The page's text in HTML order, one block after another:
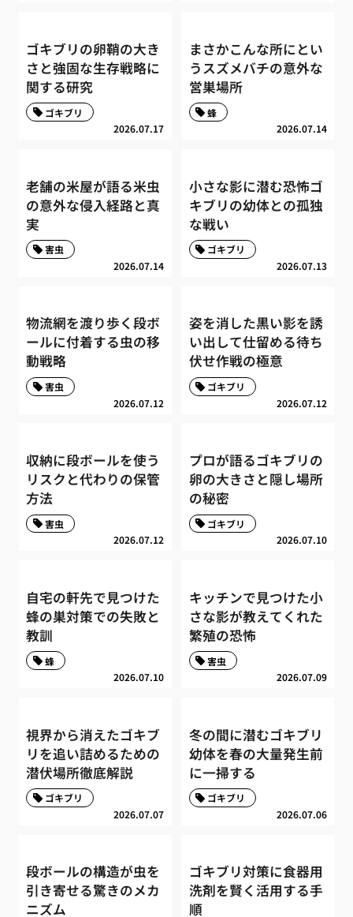
ゴキブリの卵鞘の大き
さと強固な生存戦略に
関する研究
2026.07.17
ゴキブリ
まさかこんな所にとい
うスズメバチの意外な
営巣場所
2026.07.14
蜂
老舗の米屋が語る米虫
の意外な侵入経路と真
実
2026.07.14
害虫
小さな影に潜む恐怖ゴ
キブリの幼体との孤独
な戦い
2026.07.13
ゴキブリ
物流網を渡り歩く段ボ
ールに付着する虫の移
動戦略
2026.07.12
害虫
姿を消した黒い影を誘
い出して仕留める待ち
伏せ作戦の極意
2026.07.12
ゴキブリ
収納に段ボールを使う
リスクと代わりの保管
方法
2026.07.12
害虫
プロが語るゴキブリの
卵の大きさと隠し場所
の秘密
2026.07.10
ゴキブリ
自宅の軒先で見つけた
蜂の巣対策での失敗と
教訓
2026.07.10
蜂
キッチンで見つけた小
さな影が教えてくれた
繁殖の恐怖
2026.07.09
害虫
視界から消えたゴキブ
リを追い詰めるための
潜伏場所徹底解説
2026.07.07
ゴキブリ
冬の間に潜むゴキブリ
幼体を春の大量発生前
に一掃する
2026.07.06
ゴキブリ
段ボールの構造が虫を
引き寄せる驚きのメカ
ニズム
ゴキブリ対策に食器用
洗剤を賢く活用する手
順